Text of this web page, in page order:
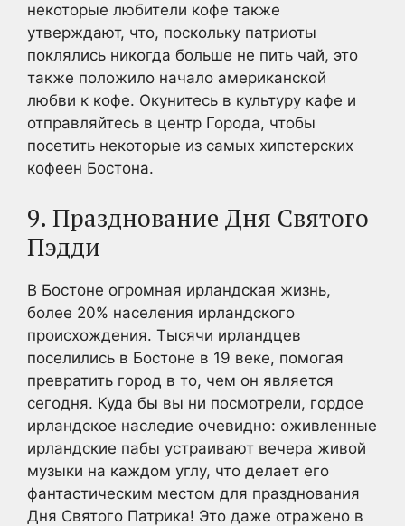
некоторые любители кофе также
утверждают, что, поскольку патриоты
поклялись никогда больше не пить чай, это
также положило начало американской
любви к кофе. Окунитесь в культуру кафе и
отправляйтесь в центр Города, чтобы
посетить некоторые из самых хипстерских
кофеен Бостона.
9. Празднование Дня Святого
Пэдди
В Бостоне огромная ирландская жизнь,
более 20% населения ирландского
происхождения. Тысячи ирландцев
поселились в Бостоне в 19 веке, помогая
превратить город в то, чем он является
сегодня. Куда бы вы ни посмотрели, гордое
ирландское наследие очевидно: оживленные
ирландские пабы устраивают вечера живой
музыки на каждом углу, что делает его
фантастическим местом для празднования
Дня Святого Патрика! Это даже отражено в